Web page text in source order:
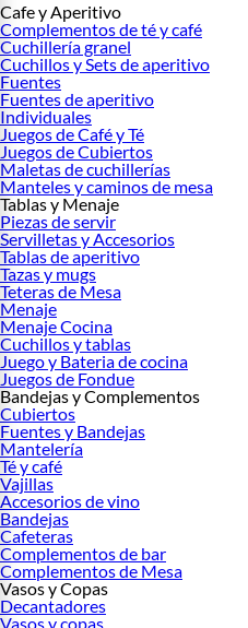
Cafe y Aperitivo
Complementos de té y café
Cuchillería granel
Cuchillos y Sets de aperitivo
Fuentes
Fuentes de aperitivo
Individuales
Juegos de Café y Té
Juegos de Cubiertos
Maletas de cuchillerías
Manteles y caminos de mesa
Tablas y Menaje
Piezas de servir
Servilletas y Accesorios
Tablas de aperitivo
Tazas y mugs
Teteras de Mesa
Menaje
Menaje Cocina
Cuchillos y tablas
Juego y Bateria de cocina
Juegos de Fondue
Bandejas y Complementos
Cubiertos
Fuentes y Bandejas
Mantelería
Té y café
Vajillas
Accesorios de vino
Bandejas
Cafeteras
Complementos de bar
Complementos de Mesa
Vasos y Copas
Decantadores
Vasos y copas